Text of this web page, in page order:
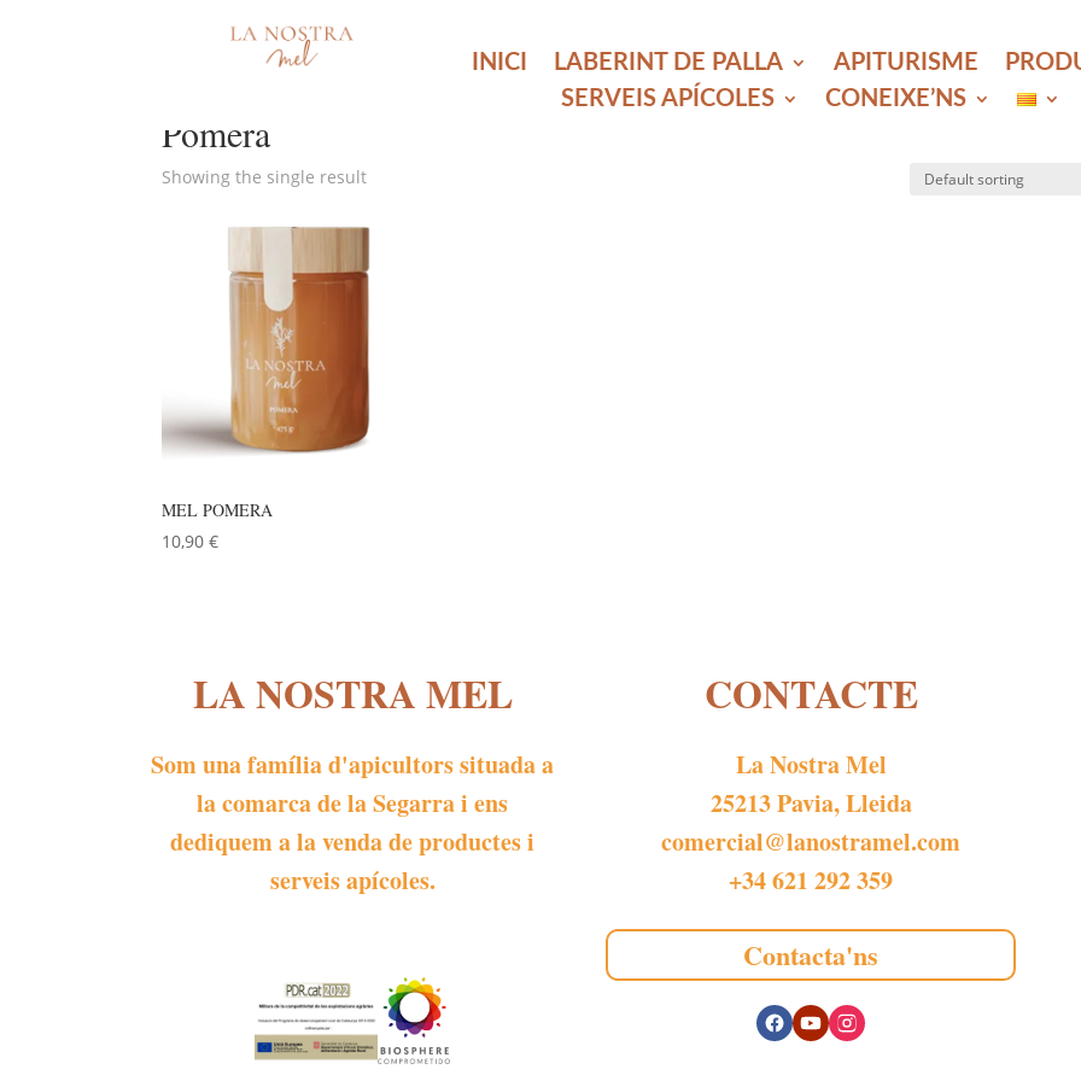
INICI LABERINT DE PALLA APITURISME
SERVEIS APÍCOLES
CONEIXE’NS
Pomera
Showing the single result
MEL POMERA
10,90€
LA NOSTRA MEL
Som una família d'apicultors situada a
la comarca de la Segarra i ens
dediquem a la venda de productes i
serveis apícoles.
CONTACTE
La Nostra Mel
25213 Pavia, Lleida
comercial@lanostramel.com
+34 621 292 359
Contacta'ns